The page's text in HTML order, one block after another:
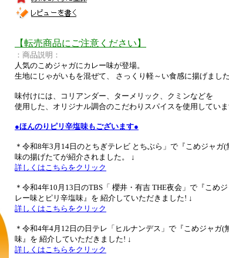
【転売商品にご注意ください】
：商品説明：
人気のこめジャガにカレー味が登場。
生地にじゃがいもを混ぜて、 さっくり軽～い食感に揚げました
味付けには、コリアンダー、ターメリック、クミンなどを
使用した、オリジナル調合のこだわりスパイスを使用していま
●ほんのりピリ辛塩味もございます●
＊令和8年3月14日のとちぎテレビ とちぶら」で『こめジャガ
味の揚げたてが紹介されました。 ↓
詳しくはこちらをクリック
＊令和4年10月13日のTBS「 櫻井・有吉 THE夜会」で『こめ
レー味とピリ辛塩味』を 紹介していただきました! ↓
詳しくはこちらをクリック
＊令和4年4月12日の日テレ「ヒルナンデス」で『こめジャガ(
味』を 紹介していただきました! ↓
詳しくはこちらをクリック